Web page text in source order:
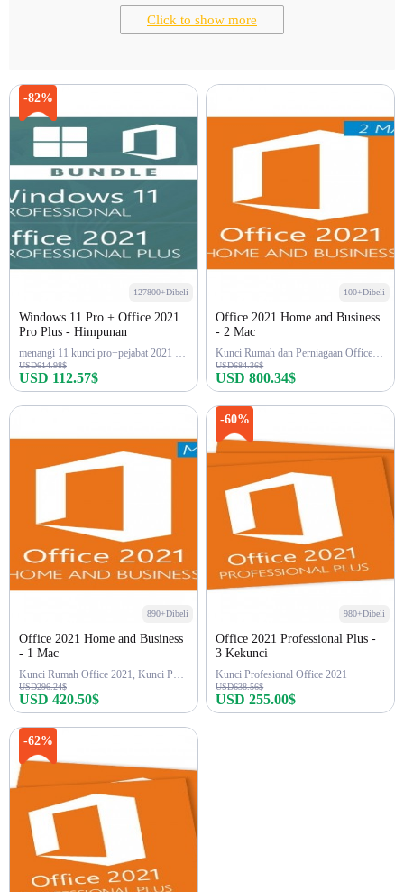
Click to show more
-82%
127800+Dibeli
Windows 11 Pro + Office 2021
Pro Plus - Himpunan
menangi 11 kunci pro+pejabat 2021 Kunci Pro
USD614.98$
USD 112.57$
100+Dibeli
Office 2021 Home and Business
- 2 Mac
Kunci Rumah dan Perniagaan Office 2021 2
USD684.36$
USD 800.34$
890+Dibeli
Office 2021 Home and Business
- 1 Mac
Kunci Rumah Office 2021, Kunci Perniagaan
USD296.24$
USD 420.50$
-60%
980+Dibeli
Office 2021 Professional Plus -
3 Kekunci
Kunci Profesional Office 2021
USD638.56$
USD 255.00$
-62%